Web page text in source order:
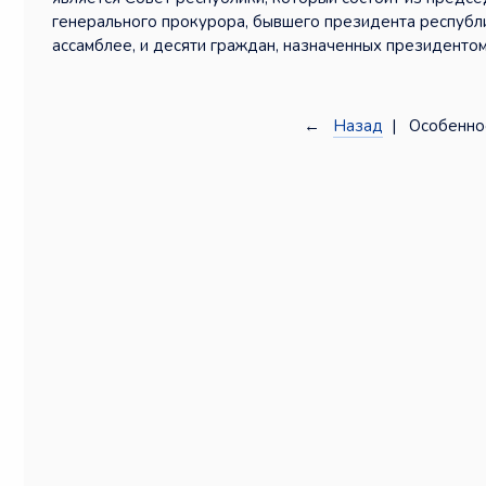
генерального прокурора, бывшего президента
ассамблее, и десяти граждан, назначенных
← Назад |